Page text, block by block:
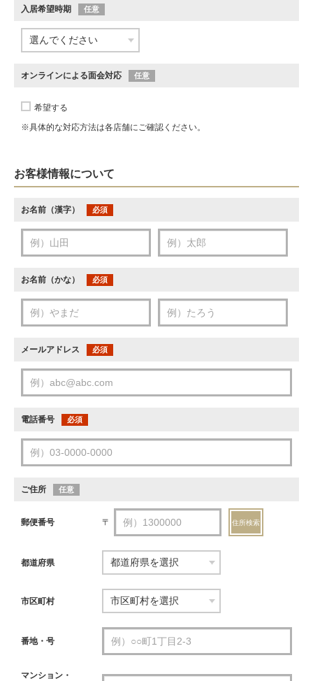
入居希望時期 任意
オンラインによる面会対応 任意
希望する
※具体的な対応方法は各店舗にご確認ください。
お客様情報について
お名前（漢字） 必須
お名前（かな） 必須
メールアドレス 必須
電話番号 必須
ご住所 任意
郵便番号 〒 住所検索
都道府県
市区町村
番地・号
マンション・